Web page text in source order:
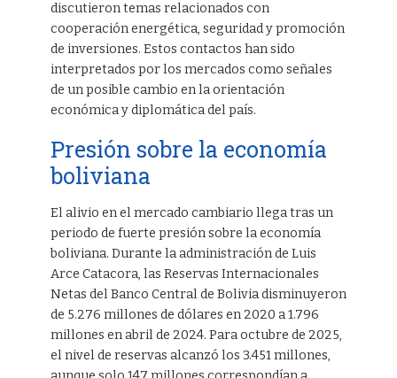
discutieron temas relacionados con
cooperación energética, seguridad y promoción
de inversiones. Estos contactos han sido
interpretados por los mercados como señales
de un posible cambio en la orientación
económica y diplomática del país.
Presión sobre la economía
boliviana
El alivio en el mercado cambiario llega tras un
periodo de fuerte presión sobre la economía
boliviana. Durante la administración de Luis
Arce Catacora, las Reservas Internacionales
Netas del Banco Central de Bolivia disminuyeron
de 5.276 millones de dólares en 2020 a 1.796
millones en abril de 2024. Para octubre de 2025,
el nivel de reservas alcanzó los 3.451 millones,